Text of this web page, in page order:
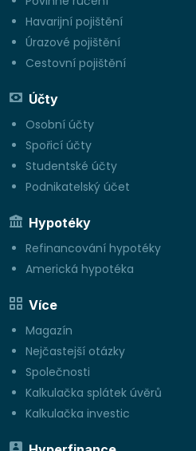
Havarijní pojištění
Úrazové pojištění
Cestovní pojištění
Účty
Osobní účty
Spořicí účty
Studentské účty
Podnikatelský účet
Hypotéky
Refinancování hypotéky
Americká hypotéka
Více
Magazín
Nejčastejší otázky
Společnosti
Kalkulačka splátek úvěrů
Kalkulačka investic